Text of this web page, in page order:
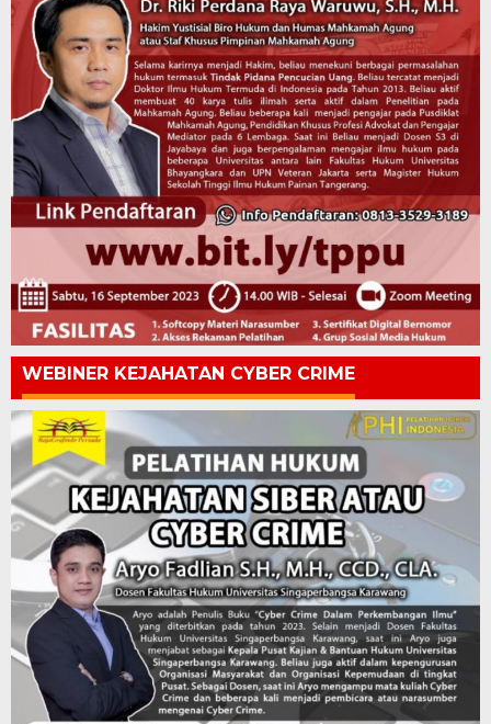
WEBINER KEJAHATAN CYBER CRIME